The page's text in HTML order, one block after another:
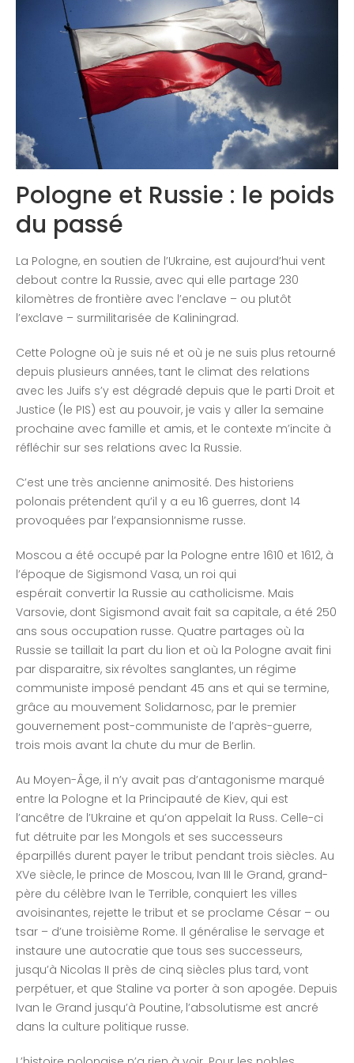
Congrès 2018
Congrès 2019
Congrès 2020
Pologne et Russie : le poids
du passé
La Pologne, en soutien de l’Ukraine, est aujourd’hui vent
debout contre la Russie, avec qui elle partage 230
kilomètres de frontière avec l’enclave – ou plutôt
l’exclave – surmilitarisée de Kaliningrad.
Cette Pologne où je suis né et où je ne suis plus retourné
depuis plusieurs années, tant le climat des relations
avec les Juifs s’y est dégradé depuis que le parti Droit et
Justice (le PIS) est au pouvoir, je vais y aller la semaine
prochaine avec famille et amis, et le contexte m’incite à
réfléchir sur ses relations avec la Russie.
C’est une très ancienne animosité. Des historiens
polonais prétendent qu’il y a eu 16 guerres, dont 14
provoquées par l’expansionnisme russe.
Moscou a été occupé par la Pologne entre 1610 et 1612, à
l’époque de Sigismond Vasa, un roi qui
espérait convertir la Russie au catholicisme. Mais
Varsovie, dont Sigismond avait fait sa capitale, a été 250
ans sous occupation russe. Quatre partages où la
Russie se taillait la part du lion et où la Pologne avait fini
par disparaitre, six révoltes sanglantes, un régime
communiste imposé pendant 45 ans et qui se termine,
grâce au mouvement Solidarnosc, par le premier
gouvernement post-communiste de l’après-guerre,
trois mois avant la chute du mur de Berlin.
Au Moyen-Âge, il n’y avait pas d’antagonisme marqué
entre la Pologne et la Principauté de Kiev, qui est
l’ancêtre de l’Ukraine et qu’on appelait la Russ. Celle-ci
fut détruite par les Mongols et ses successeurs
éparpillés durent payer le tribut pendant trois siècles. Au
XVe siècle, le prince de Moscou, Ivan III le Grand, grand-
père du célèbre Ivan le Terrible, conquiert les villes
avoisinantes, rejette le tribut et se proclame César – ou
tsar – d’une troisième Rome. Il généralise le servage et
instaure une autocratie que tous ses successeurs,
jusqu’à Nicolas II près de cinq siècles plus tard, vont
perpétuer, et que Staline va porter à son apogée. Depuis
Ivan le Grand jusqu’à Poutine, l’absolutisme est ancré
dans la culture politique russe.